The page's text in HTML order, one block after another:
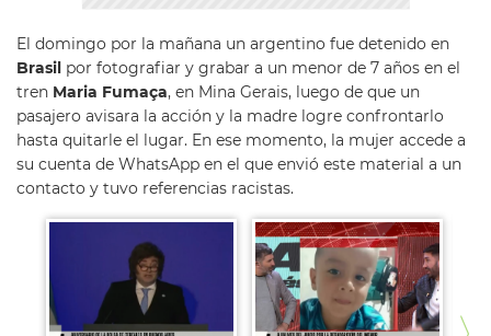
El domingo por la mañana un argentino fue detenido en
Brasil por fotografiar y grabar a un menor de 7 años en el
tren Maria Fumaça, en Mina Gerais, luego de que un
pasajero avisara la acción y la madre logre confrontarlo
hasta quitarle el lugar. En ese momento, la mujer accede a
su cuenta de WhatsApp en el que envió este material a un
contacto y tuvo referencias racistas.